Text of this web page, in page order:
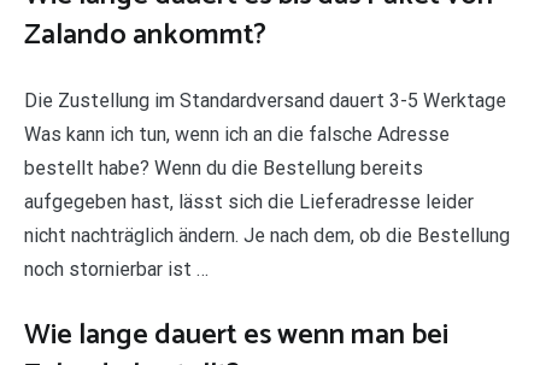
Zalando ankommt?
Die Zustellung im Standardversand dauert 3-5 Werktage
Was kann ich tun, wenn ich an die falsche Adresse
bestellt habe? Wenn du die Bestellung bereits
aufgegeben hast, lässt sich die Lieferadresse leider
nicht nachträglich ändern. Je nach dem, ob die Bestellung
noch stornierbar ist …
Wie lange dauert es wenn man bei